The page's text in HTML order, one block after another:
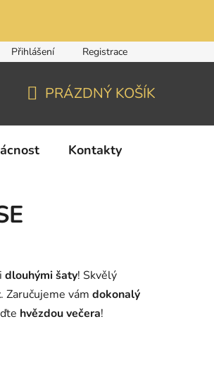
Přihlášení Registrace
KOŠÍK
PRÁZDNÝ KOŠÍK
Kontakty
dlouhými šaty! Skvělý
. Zaručujeme vám dokonalý
hvězdou večera!